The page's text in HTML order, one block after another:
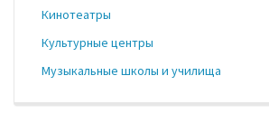
Кинотеатры
Культурные центры
Музыкальные школы и училища